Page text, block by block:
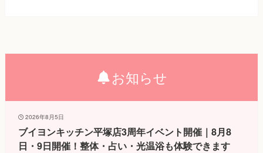
お知らせ
2026年8月5日
ブイヨンキッチン平塚店3周年イベント開催｜8月8
日・9日開催！整体・占い・光温浴も体験できます